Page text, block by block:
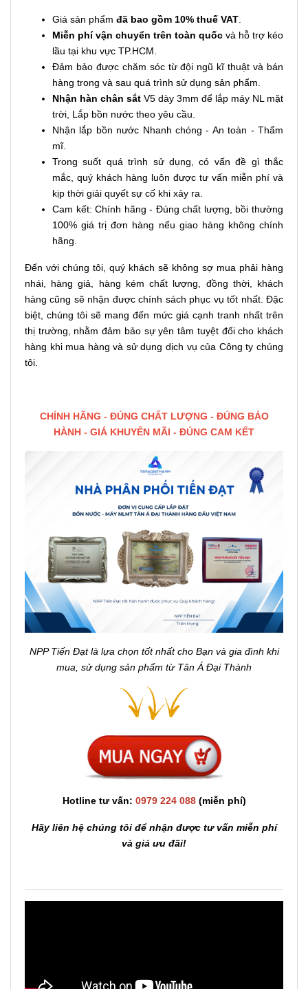
Giá sản phẩm đã bao gồm 10% thuế VAT.
Miễn phí vận chuyển trên toàn quốc và hỗ trợ kéo
lầu tại khu vực TP.HCM.
Đảm bảo được chăm sóc từ đội ngũ kĩ thuật và bán
hàng trong và sau quá trình sử dụng sản phẩm.
Nhận hàn chân sắt V5 dày 3mm để lắp máy NL mặt
trời, Lắp bồn nước theo yêu cầu.
Nhận lắp bồn nước Nhanh chóng - An toàn - Thẩm
mĩ.
Trong suốt quá trình sử dụng, có vấn đề gì thắc
mắc, quý khách hàng luôn được tư vấn miễn phí và
kịp thời giải quyết sự cố khi xảy ra.
Cam kết: Chính hãng - Đúng chất lượng, bồi thường
100% giá trị đơn hàng nếu giao hàng không chính
hãng.
Đến với chúng tôi, quý khách sẽ không sợ mua phải hàng
nhái, hàng giả, hàng kém chất lượng, đồng thời, khách
hàng cũng sẽ nhận được chính sách phục vụ tốt nhất. Đặc
biệt, chúng tôi sẽ mang đến mức giá cạnh tranh nhất trên
thị trường, nhằm đảm bảo sự yên tâm tuyệt đối cho khách
hàng khi mua hàng và sử dụng dịch vụ của Công ty chúng
tôi.
CHÍNH HÃNG - ĐÚNG CHẤT LƯỢNG - ĐÚNG BẢO
HÀNH - GIÁ KHUYẾN MÃI - ĐÚNG CAM KẾT
NPP Tiến Đạt là lựa chọn tốt nhất cho Bạn và gia đình khi
mua, sử dụng sản phẩm từ Tân Á Đại Thành
Hotline tư vấn: 0979 224 088 (miễn phí)
Hãy liên hệ chúng tôi để nhận được tư vấn miễn phí
và giá ưu đãi!